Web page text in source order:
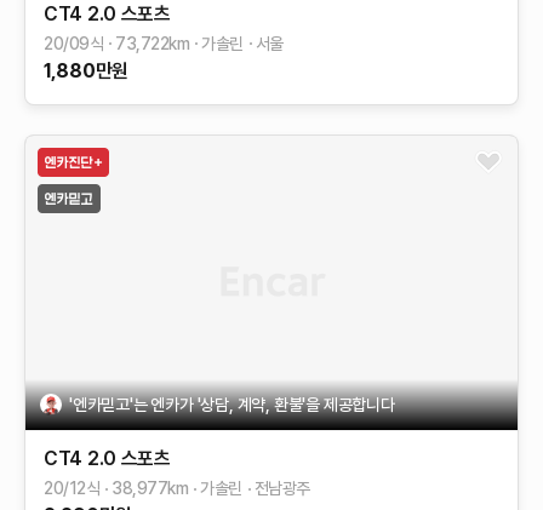
CT4 2.0 스포츠
20/09식 73,722km 가솔린 서울
1,880만원
'엔카믿고'는 엔카가 '상담, 계약, 환불'을 제공합니다
CT4 2.0 스포츠
20/12식 38,977km 가솔린 전남광주